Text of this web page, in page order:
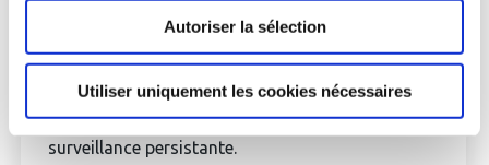
Autoriser la sélection
Utiliser uniquement les cookies nécessaires
A-NSEx Safran Electronics Défense : signature
d'un protocole d'accord entre le groupe et A-NSE
pour développer des solutions d'aérostats de
surveillance persistante.